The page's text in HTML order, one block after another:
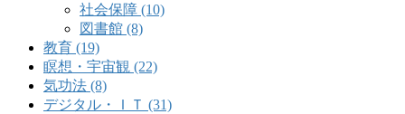
社会保障 (10)
図書館 (8)
教育 (19)
瞑想・宇宙観 (22)
気功法 (8)
デジタル・ＩＴ (31)